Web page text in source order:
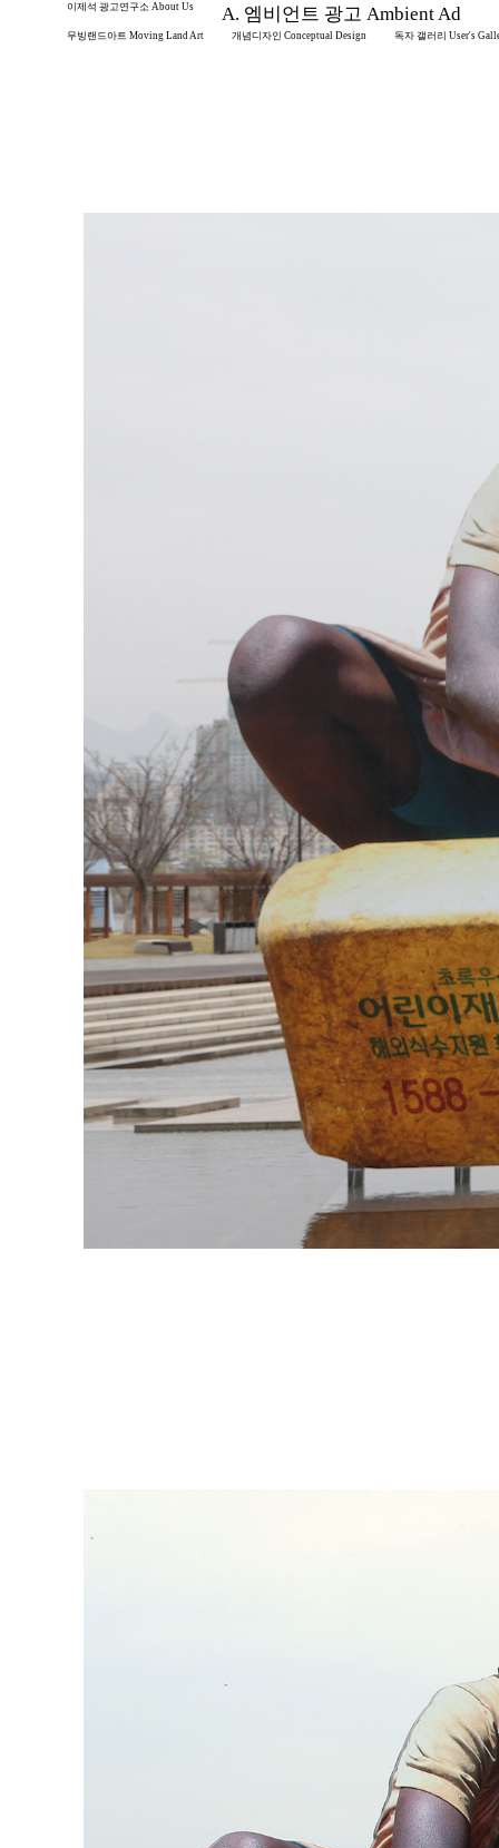
이제석 광고연구소 About Us A. 엠비언트 광고 Ambient Ad
무빙랜드아트 Moving Land Art 개념디자인 Conceptual Design 독자 갤러리 User's